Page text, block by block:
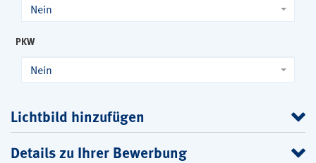
Nein
PKW
Nein
Lichtbild hinzufügen
Details zu Ihrer Bewerbung